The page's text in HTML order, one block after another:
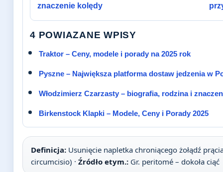
znaczenie kolędy
4 POWIAZANE WPISY
Traktor – Ceny, modele i porady na 2025 rok
Pyszne – Największa platforma dostaw jedzenia w
Włodzimierz Czarzasty – biografia, rodzina i
Birkenstock Klapki – Modele, Ceny i Porady 2025
Definicja: Usunięcie napletka chroniącego żołądź
circumcisio) · Źródło etym.: Gr. peritomé – dokoła ciąć